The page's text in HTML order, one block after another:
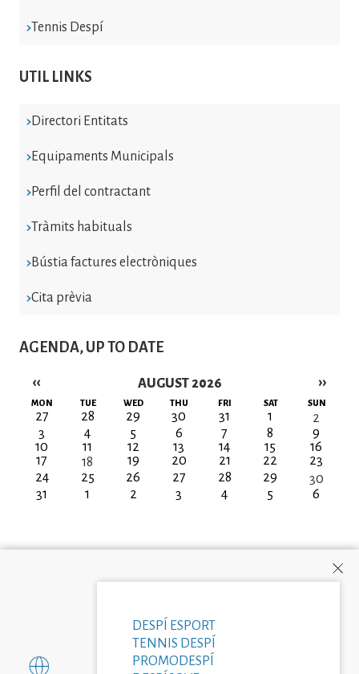
Tennis Despí
UTIL LINKS
Directori Entitats
Equipaments Municipals
Perfil del contractant
Tràmits habituals
Bústia factures electròniques
Cita prèvia
AGENDA, UP TO DATE
AUGUST 2026
Pagination
‹‹ ››
MON TUE WED THU FRI SAT SUN
27 28 29 30 31 1
2
3
4 5 6 7 8
9
10
11 12 13 14 15
16
17
18 19 20 21 22
23
24
25 26 27 28 29
30
31
1 2 3 4 5 6
DESPÍ ESPORT
TENNIS DESPÍ
PROMODESPÍ